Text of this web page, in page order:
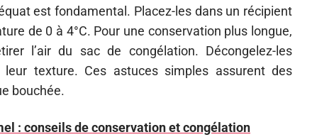
est fondamental. Placez-les dans un récipient
de 0 à 4°C. Pour une conservation plus longue,
l’air du sac de congélation. Décongelez-les
texture. Ces astuces simples assurent des
bouchée.
: conseils de conservation et congélation